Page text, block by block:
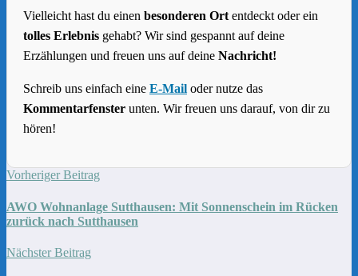
Vielleicht hast du einen besonderen Ort entdeckt oder ein
tolles Erlebnis gehabt? Wir sind gespannt auf deine
Erzählungen und freuen uns auf deine Nachricht!
Schreib uns einfach eine E-Mail oder nutze das
Kommentarfenster unten. Wir freuen uns darauf, von dir zu
hören!
Vorheriger Beitrag
AWO Wohnanlage Sutthausen: Mit Sonnenschein im Rücken
zurück nach Sutthausen
Nächster Beitrag